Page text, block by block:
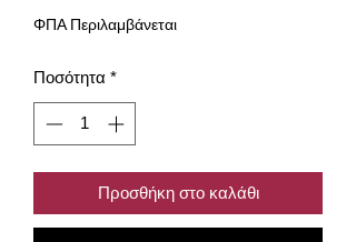
ΦΠΑ Περιλαμβάνεται
Ποσότητα *
Προσθήκη στο καλάθι